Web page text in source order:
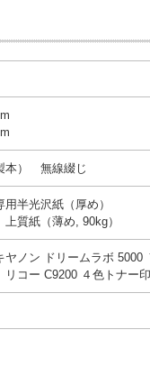
本） 無線綴じ
用半光沢紙（厚め）
上質紙（薄め, 90kg）
ヤノン ドリームラボ
リコー C9200 ４色トナー